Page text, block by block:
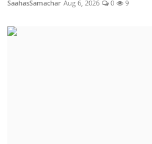
SaahasSamachar Aug 6, 2026 0 9